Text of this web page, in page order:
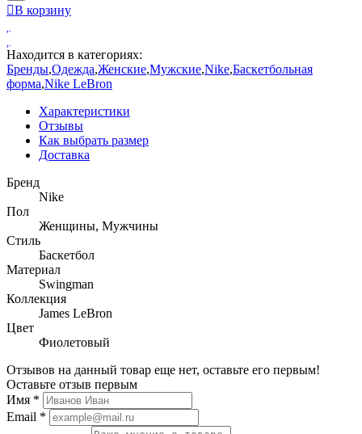
В корзину
Находится в категориях:
Бренды,Одежда,Женские,Мужские,Nike,Баскетбольная
форма,Nike LeBron
Характеристики
Отзывы
Как выбрать размер
Доставка
Бренд
Nike
Пол
Женщины, Мужчины
Стиль
Баскетбол
Материал
Swingman
Коллекция
James LeBron
Цвет
Фиолетовый
Отзывов на данный товар еще нет, оставьте его первым!
Оставьте отзыв первым
Имя *
Email *